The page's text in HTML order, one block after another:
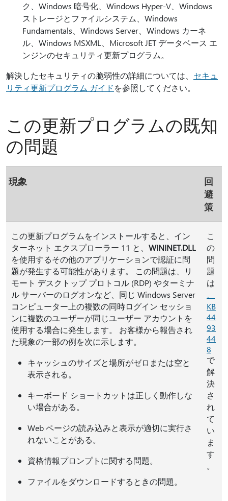
ク、Windows 暗号化、Windows Hyper-V、Windows
ストレージとファイルシステム、Windows
Fundamentals、Windows Server、Windows カーネ
ル、Windows MSXML、Microsoft JET データベース エ
ンジンのセキュリティ更新プログラム。
解決したセキュリティの脆弱性の詳細については、 セキュ
リティ更新プログラム ガイドを参照してください。
この更新プログラムの既知
の問題
現象
回
避
策
この更新プログラムをインストールすると、イン
ターネット エクスプローラー 11 と、 WININET.DLL
を使用するその他のアプリケーションで認証に問
題が発生する可能性があります。 この問題は、リ
モート デスクトップ プロトコル (RDP) やターミナ
ル サーバーのログオンなど、同じ Windows Server
コンピューター上の複数の同時ログイン セッショ
ンに複数のユーザーが同じユーザー アカウントを
使用する場合に発生します。 お客様から報告され
た現象の一部の例を次に示します。
キャッシュのサイズと場所がゼロまたは空と
表示される。
キーボード ショートカットは正しく動作しな
い場合がある。
Web ページの読み込みと表示が適切に実行さ
れないことがある。
資格情報プロンプトに関する問題。
ファイルをダウンロードするときの問題。
こ
の
問
題
は
KB
44
93
44
8
で
解
決
さ
れ
て
い
ま
す
。